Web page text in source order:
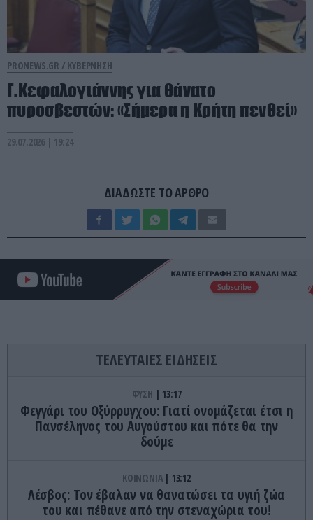
PRONEWS.GR / ΚΥΒΕΡΝΗΣΗ
Γ.Κεφαλογιάννης για θάνατο
πυροσβεστών: «Σήμερα η Κρήτη πενθεί»
29.07.2026 | 19:24
ΔΙΑΔΩΣΤΕ ΤΟ ΑΡΘΡΟ
ΤΕΛΕΥΤΑΙΕΣ ΕΙΔΗΣΕΙΣ
ΦΥΣΗ 13:17
Φεγγάρι του Οξύρρυγχου: Γιατί ονομάζεται έτσι η
Πανσέληνος του Αυγούστου και πότε θα την
δούμε
ΚΟΙΝΩΝΙΑ 13:12
Λέσβος: Τον έβαλαν να θανατώσει τα υγιή ζώα
του και πέθανε από την στεναχώρια του!